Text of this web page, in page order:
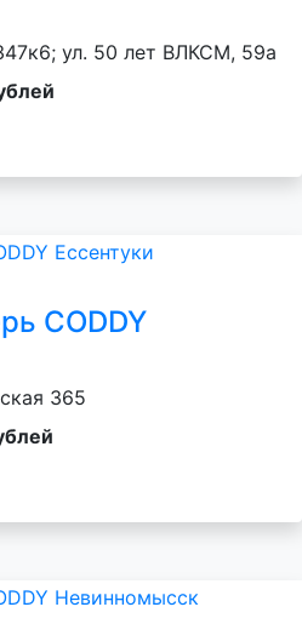
ул. 50 лет ВЛКСМ, 59а
CODDY
365